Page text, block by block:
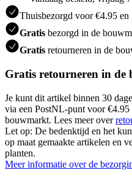
Thuisbezorgd voor €4.95 en
Gratis bezorgd in de
Gratis retourneren in de
Gratis retourneren in de
Je kunt dit artikel binnen 30
via een PostNL-punt voor
bouwmarkt. Lees meer over
Let op: De bedenktijd en het
op maat gemaakte artikelen en
planten.
Meer informatie over de